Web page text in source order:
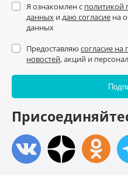
Я ознакомлен с политикой
данных идаю согласие на
данных
Предоставляю согласие
новостей, акций и